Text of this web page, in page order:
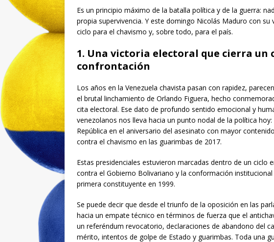
Es un principio máximo de la batalla política y de la guerra:
propia supervivencia. Y este domingo Nicolás Maduro con
ciclo para el chavismo y, sobre todo, para el país.
1. Una victoria electoral que cierra un
confrontación
Los años en la Venezuela chavista pasan con rapidez,
el brutal linchamiento de Orlando Figuera, hecho
cita electoral. Ese dato de profundo sentido emocional y
venezolanos nos lleva hacia un punto nodal de la política
República en el aniversario del asesinato con mayor
contra el chavismo en las guarimbas de 2017.
Estas presidenciales estuvieron marcadas dentro de un ciclo
contra el Gobierno Bolivariano y la conformación
primera constituyente en 1999.
Se puede decir que desde el triunfo de la oposición en las
hacia un empate técnico en términos de fuerza que el
un referéndum revocatorio, declaraciones de abandono del
mérito, intentos de golpe de Estado y guarimbas. Toda una